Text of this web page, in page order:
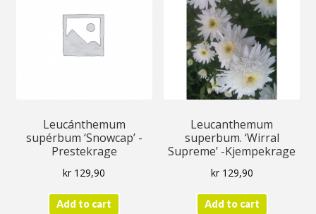
Personvernerklæring
Leucánthemum
supérbum ‘Snowcap’ -
Prestekrage
kr 129,90
Add to cart
Leucanthemum
superbum. ‘Wirral
Supreme’ -Kjempekrage
kr129,90
Add to cart